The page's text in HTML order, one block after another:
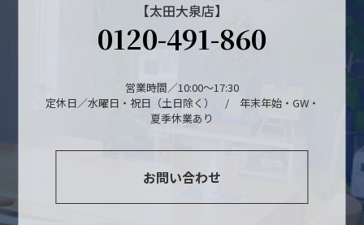
【太田大泉店】
0120-491-860
営業時間／10:00～17:30
定休日／水曜日・祝日（土日除く） / 年末年始・GW・
夏季休業あり
お問い合わせ